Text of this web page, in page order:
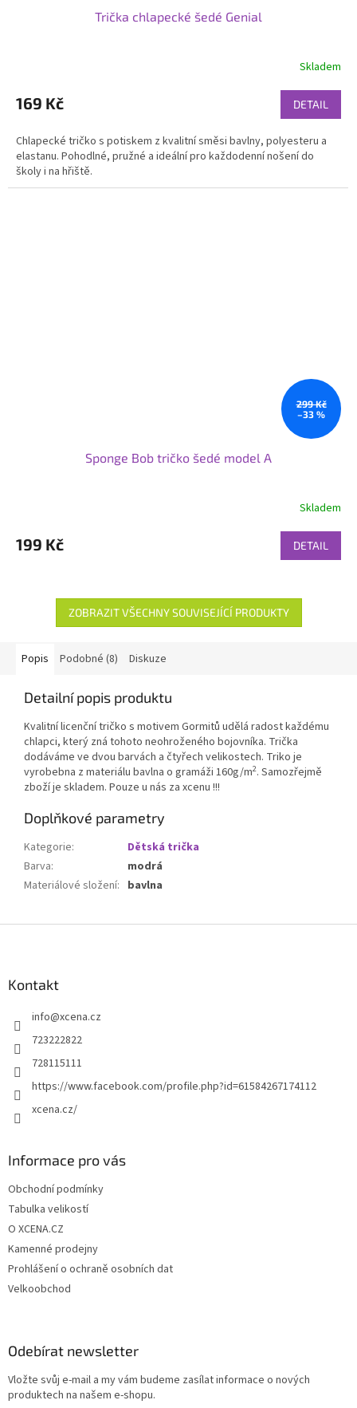
Trička chlapecké šedé Genial
Skladem
169 Kč DETAIL
Chlapecké tričko s potiskem z kvalitní směsi bavlny, polyesteru a
elastanu. Pohodlné, pružné a ideální pro každodenní nošení do
školy i na hřiště.
299 Kč
–33 %
Sponge Bob tričko šedé model A
Skladem
199 Kč DETAIL
ZOBRAZIT VŠECHNY SOUVISEJÍCÍ PRODUKTY
Popis Podobné (8) Diskuze
Detailní popis produktu
Kvalitní licenční tričko s motivem Gormitů udělá radost každému
chlapci, který zná tohoto neohroženého bojovníka. Trička
dodáváme ve dvou barvách a čtyřech velikostech. Triko je
vyrobebna z materiálu bavlna o gramáži 160g/m2. Samozřejmě
zboží je skladem. Pouze u nás za xcenu !!!
Doplňkové parametry
Kategorie:
Dětská trička
Barva:
modrá
Materiálové složení: bavlna
Kontakt
info@xcena.cz
723222822
728115111
https://www.facebook.com/profile.php?id=61584267174112
xcena.cz/
Informace pro vás
Obchodní podmínky
Tabulka velikostí
O XCENA.CZ
Kamenné prodejny
Prohlášení o ochraně osobních dat
Velkoobchod
Odebírat newsletter
Vložte svůj e-mail a my vám budeme zasílat informace o nových
produktech na našem e-shopu.